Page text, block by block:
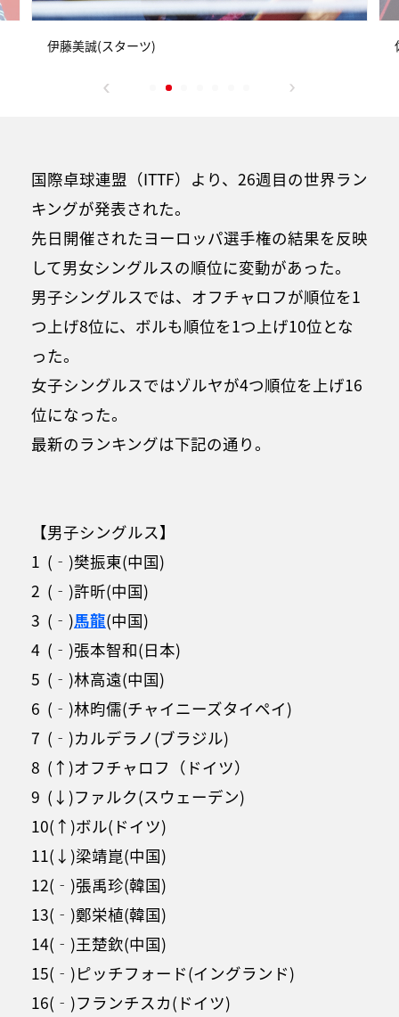
伊藤美誠(スターツ)
国際卓球連盟（ITTF）より、26週目の世界ラン
キングが発表された。
先日開催されたヨーロッパ選手権の結果を反映
して男女シングルスの順位に変動があった。
男子シングルスでは、オフチャロフが順位を1
つ上げ8位に、ボルも順位を1つ上げ10位とな
った。
女子シングルスではゾルヤが4つ順位を上げ16
位になった。
最新のランキングは下記の通り。
【男子シングルス】
1 (‐)樊振東(中国)
2 (‐)許昕(中国)
3 (‐)馬龍(中国)
4 (‐)張本智和(日本)
5 (‐)林高遠(中国)
6 (‐)林昀儒(チャイニーズタイペイ)
7 (‐)カルデラノ(ブラジル)
8 (↑)オフチャロフ（ドイツ）
9 (↓)ファルク(スウェーデン)
10(↑)ボル(ドイツ)
11(↓)梁靖崑(中国)
12(‐)張禹珍(韓国)
13(‐)鄭栄植(韓国)
14(‐)王楚欽(中国)
15(‐)ピッチフォード(イングランド)
16(‐)フランチスカ(ドイツ)